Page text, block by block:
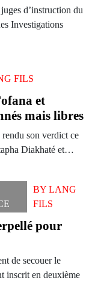
d’instruction du
Investigations
FILS
et
mais libres
son verdict ce
Diakhaté et…
BYLANG
FILS
pour
de secouer le
inscrit en deuxième